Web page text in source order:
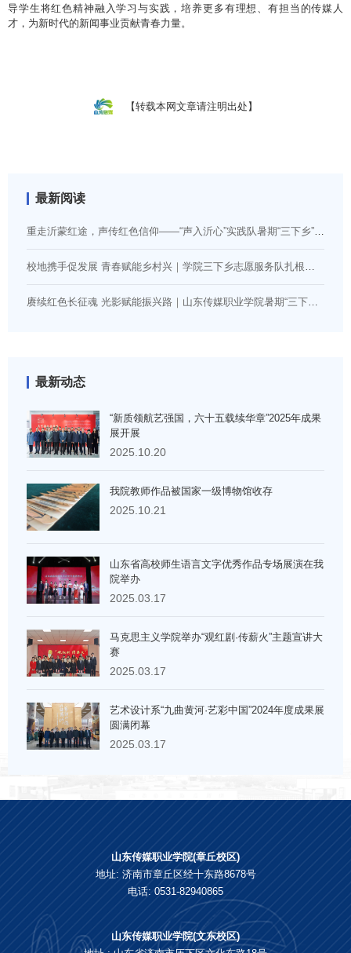
导学生将红色精神融入学习与实践，培养更多有理想、有担当的传媒人
才，为新时代的新闻事业贡献青春力量。
【转载本网文章请注明出处】
最新阅读
最新动态
“新质领航艺强国，六十五载续华章”2025年成果
展开展
2025.10.20
我院教师作品被国家一级博物馆收存
2025.10.21
山东省高校师生语言文字优秀作品专场展演在我
院举办
2025.03.17
马克思主义学院举办“观红剧·传薪火”主题宣讲大
赛
2025.03.17
艺术设计系“九曲黄河·艺彩中国”2024年度成果展
圆满闭幕
2025.03.17
山东传媒职业学院(章丘校区)
地址: 济南市章丘区经十东路8678号
电话: 0531-82940865
山东传媒职业学院(文东校区)